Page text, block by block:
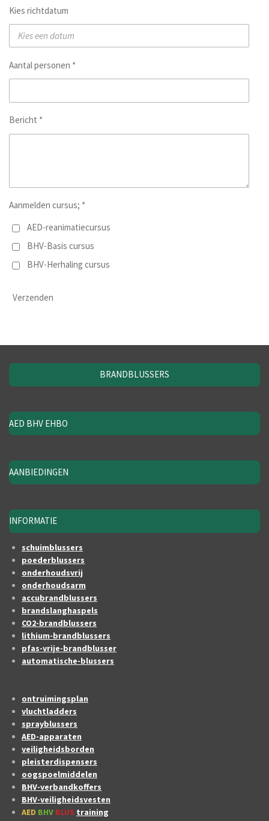
Kies richtdatum
Aantal personen *
Bericht *
Aanmelden cursus; *
AED-reanimatiecursus
BHV-Basis cursus
BHV-Herhaling cursus
Verzenden
BRANDBLUSSERS
AED BHV EHBO
AANBIEDINGEN
INFORMATIE
schuimblussers
poederblussers
onderhoudsvrij
onderhoudsarm
accubrandblussers
brandslanghaspels
CO2-brandblussers
lithium-brandblussers
pfas-vrije-brandblusser
automatische-blussers
ontruimingsplan
vluchtladders
sprayblussers
AED-apparaten
veiligheidsborden
pleisterdispensers
oogspoelmiddelen
BHV-verbandkoffers
BHV-veiligheidsvesten
AED BHV BLUS training